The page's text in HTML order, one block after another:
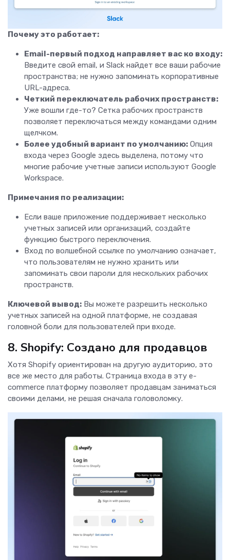
Почему это работает:
Email-первый подход направляет вас ко входу:
Введите свой email, и Slack найдет все ваши рабочие
пространства; не нужно запоминать корпоративные
URL-адреса.
Четкий переключатель рабочих пространств:
Уже вошли где-то? Сетка рабочих пространств
позволяет переключаться между командами одним
щелчком.
Более удобный вариант по умолчанию: Опция
входа через Google здесь выделена, потому что
многие рабочие учетные записи используют Google
Workspace.
Примечания по реализации:
Если ваше приложение поддерживает несколько
учетных записей или организаций, создайте
функцию быстрого переключения.
Вход по волшебной ссылке по умолчанию означает,
что пользователям не нужно хранить или
запоминать свои пароли для нескольких рабочих
пространств.
Ключевой вывод: Вы можете разрешить несколько
учетных записей на одной платформе, не создавая
головной боли для пользователей при входе.
8. Shopify: Создано для продавцов
Хотя Shopify ориентирован на другую аудиторию, это
все же место для работы. Страница входа в эту e-
commerce платформу позволяет продавцам заниматься
своими делами, не решая сначала головоломку.